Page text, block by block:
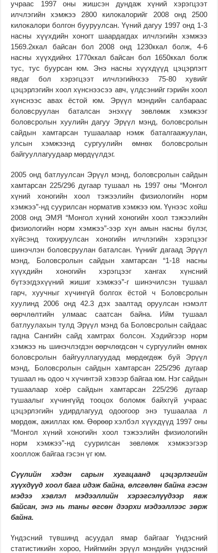
учраас 1997 оны жишсэн дундаж хүний хэрэгцээт
илчлэгийн хэмжээ 2800 килокалорийг 2008 онд 2500
килокалори болгон бууруулсан. Үүний дагуу 1997 онд 1-3
насны хүүхдийн хоногт шаардагдах илчлэгийн хэмжээ
1569.2ккал байсан бол 2008 онд 1230ккал болж, 4-6
насны хүүхдийнх 1770ккал байсан бол 1650ккал болж
тус, тус буурсан юм. Энэ насны хүүхдүүд цэцэрлэгт
явдаг бол хэрэгцээт илчлэгийнхээ 75-80 хувийг
цэцэрлэгийн хоол хүнснээсээ авч, үлдсэнийг гэрийн хоол
хүнснээс авах ёстой юм. Эрүүл мэндийн салбараас
боловсруулан баталсан энэхүү зөвлөмж хэмжээг
боловсролын хуулийн дагуу Эрүүл мэнд, боловсролын
сайдын хамтарсан тушаалаар нэмж баталгаажуулан,
улсын хэмжээнд сургуулийн өмнөх боловсролын
байгууллагуудаар мөрдүүлдэг.
2005 онд батлуулсан Эрүүл мэнд, боловсролын сайдын
хамтарсан 225/296 дугаар тушаал нь 1997 оны “Монгол
хүний хоногийн хоол тэжээлийн физиологийн норм
хэмжээ”-нд суурилсан норматив хэмжээ юм. Үүнээс хойш
2008 онд ЭМЯ “Монгол хүний хоногийн хоол тэжээлийн
физиологийн норм хэмжээ”-ээр хүн амын насны бүлэг,
хүйсэнд тохируулсан хоногийн илчлэгийн хэрэгцээг
шинэчлэн боловсруулан баталсан. Үүнийг дагаад Эрүүл
мэнд, Боловсролын сайдын хамтарсан “1-18 насны
хүүхдийн хоногийн хэрэгцээг хангах хүнсний
бүтээгдэхүүний жишиг хэмжээ”-г шинэчилсэн тушаал
гарч, хуучныг хүчингүй болгох ёстой ч Боловсролын
хуулинд 2006 онд 42.3 дэх заалтад оруулсан нэмэлт
өөрчлөлтийн улмаас саатсан байна. Ийм тушаал
батлуулахын тулд Эрүүл мэнд ба Боловсролын сайдаас
гадна Сангийн сайд хамтрах болсон. Хэдийгээр норм
хэмжээ нь шинэчлэгдэн өөрчлөгдсөн ч сургуулийн өмнөх
боловсролын байгууллагуудад мөрдөгдөж буй Эрүүл
мэнд, Боловсролын сайдын хамтарсан 225/296 дугаар
тушаал нь одоо ч хүчинтэй хэвээр байгаа юм. Нэг сайдын
тушаалаар хоёр сайдын хамтарсан 225/296 дугаар
тушаалыг хүчингүйд тооцох боломж байхгүй учраас
цэцэрлэгийн удирдлагууд одоогоор энэ тушаалаа л
мөрдөж, ажиллах юм. Өөрөөр хэлбэл хүүхдүүд 1997 оны
“Монгол хүний хоногийн хоол тэжээлийн физиологийн
норм хэмжээ”-нд суурилсан зөвлөмж хэмжээгээр
хооллож байгаа гэсэн үг юм.
Сүүлийн хэдэн сарын хугацаанд цэцэрлэгийн
хүүхдүүд хоол бага идэж байна, өлсгөлөн байна гэсэн
мэдээ хэвлэл мэдээллийн хэрэгсэлүүдээр явж
байсан, энэ нь таны өгсөн дээрхи мэдээллээс зөрж
байна.
Үндэсний түвшинд асуудал ямар байгааг Үндэсний
статистикийн хороо, Нийгмийн эрүүл мэндийн үндэсний